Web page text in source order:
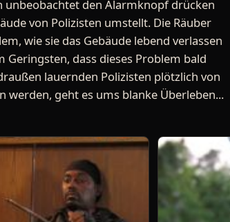
unbeobachtet den Alarmknopf drücken
von Polizisten umstellt. Die Räuber
wie sie das Gebäude lebend verlassen
Geringsten, dass dieses Problem bald
lauernden Polizisten plötzlich von
werden, geht es ums blanke Überleben...